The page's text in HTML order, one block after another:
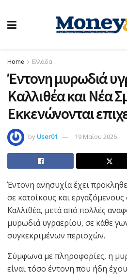
Home Ελλάδα
Έντονη μυρωδιά
Καλλιθέα και Νέα
Εκκενώνονται
byUser01 19 Μαΐου 2026
Έντονη ανησυχία έχει
σε κατοίκους και
Καλλιθέα, μετά από πολλές
μυρωδιά υγραερίου, σε κάθε
συγκεκριμένων περιοχών.
Σύμφωνα με πληροφορίες, η
είναι τόσο έντονη που ήδη